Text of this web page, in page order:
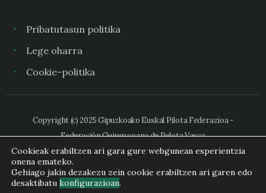
Pribatutasun politika
Lege oharra
Cookie-politika
Copyright (c) 2025 Gipuzkoako Euskal Pilota Federazioa -
Federación Guipuzcoana de Pelota Vasca
Cookieak erabiltzen ari gara gure webgunean esperientzia
onena emateko.
Gehiago jakin dezakezu zein cookie erabiltzen ari garen edo
desaktibatu konfigurazioan.